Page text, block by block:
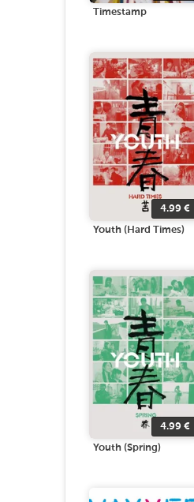
Timestamp
4.99€
Youth (Hard Times)
4.99€
Youth (Spring)